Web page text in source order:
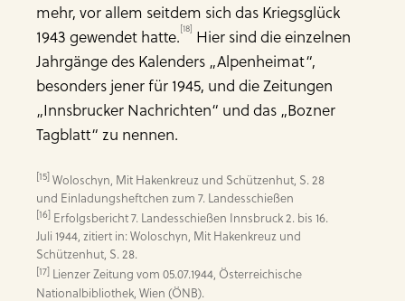
mehr, vor allem seitdem sich das Kriegsglück
1943 gewendet hatte.[18] Hier sind die einzelnen
Jahrgänge des Kalenders „Alpenheimat“,
besonders jener für 1945, und die Zeitungen
„Innsbrucker Nachrichten“ und das „Bozner
Tagblatt“ zu nennen.
[15] Woloschyn, Mit Hakenkreuz und Schützenhut, S. 28
[16] Erfolgsbericht 7. Landesschießen Innsbruck 2. bis 16.
Juli 1944, zitiert in: Woloschyn, Mit Hakenkreuz und
[17] Lienzer Zeitung vom 05.07.1944, Österreichische